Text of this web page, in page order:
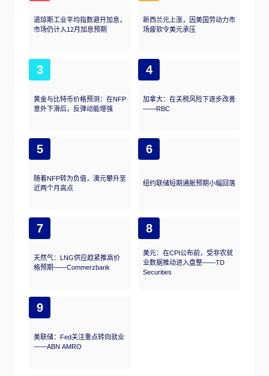
道琼斯工业平均指数避开加息，
市场仍计入12月加息预期
新西兰元上涨，因美国劳动力市
场疲软令美元承压
3
黄金与比特币价格预测：在NFP
意外下滑后，反弹动能增强
4
加拿大：在关税风险下逐步改善
——RBC
5
随着NFP转为负值，澳元攀升至
近两个月高点
6
纽约联储短期通胀预期小幅回落
7
天然气：LNG供应趋紧推高价
格预期——Commerzbank
8
美元：在CPI公布前，受非农就
业数据推动进入盘整——TD
Securities
9
美联储：Fed关注重点转向就业
——ABN AMRO